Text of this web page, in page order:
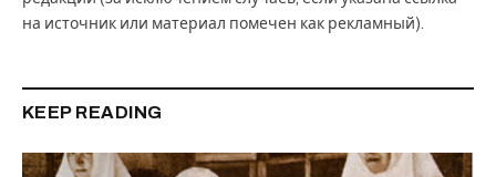
на источник или материал помечен как рекламный).
KEEP READING